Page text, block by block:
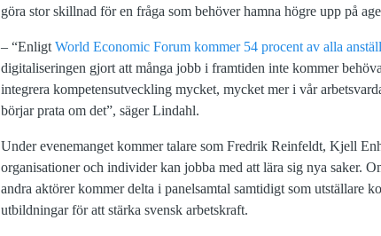
göra stor skillnad för en fråga som behöver hamna högre upp på
– “Enligt World Economic Forum kommer 54 procent av alla
digitaliseringen gjort att många jobb i framtiden inte kommer
integrera kompetensutveckling mycket, mycket mer i vår
börjar prata om det”, säger Lindahl.
Under evenemanget kommer talare som Fredrik Reinfeldt, Kjell
organisationer och individer kan jobba med att lära sig nya saker.
andra aktörer kommer delta i panelsamtal samtidigt som utställare
utbildningar för att stärka svensk arbetskraft.